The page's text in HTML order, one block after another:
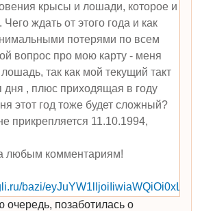
крысы и лошади, которое и
Чего ждать от этого года и как
потерями по всем
вопрос про мою карту - меня
так как мой текущий такт
дня , плюс приходящая в году
этот год тоже будет сложный?
прикрепляется 11.10.1994,
любым комментариям!
bazi/
очередь, позаботилась о